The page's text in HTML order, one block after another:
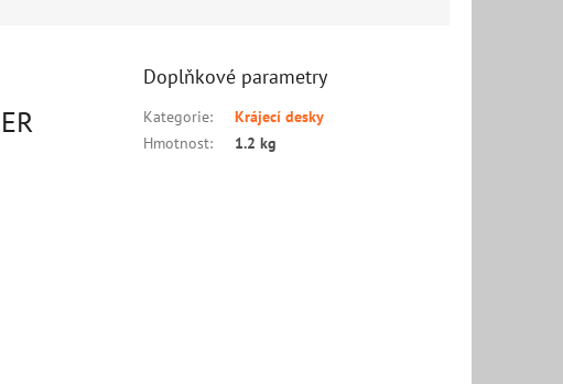
Doplňkové parametry
Kategorie:
Krájecí desky
Hmotnost: 1.2 kg